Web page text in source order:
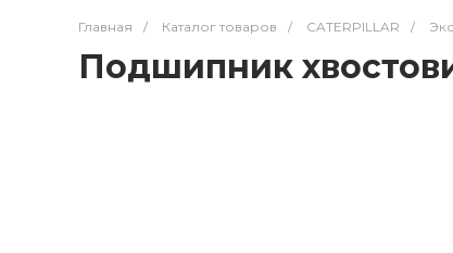
Главная / Каталог товаров / CATERPILLAR /
Подшипник